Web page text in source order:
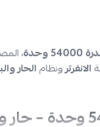
تمارا
،
الانفرترونظامالحار